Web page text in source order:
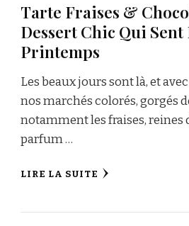
Tarte Fraises &
Dessert Chic Qui Sent
Printemps
Les beaux jours sont là, et
nos marchés colorés, gorgés
notamment les fraises, reines
parfum …
LIRE LA SUITE